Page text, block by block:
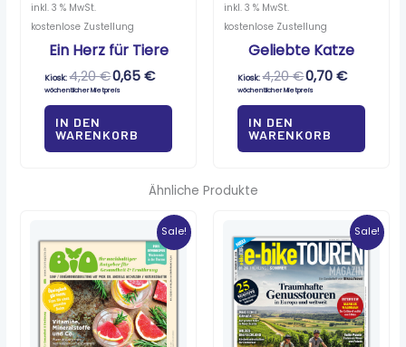
inkl. 3 % MwSt.
kostenlose Zustellung
Ein Herz für Tiere
Kiosk:4,20€0,65€
wöchentlicher Mietpreis
IN DEN
WARENKORB
inkl. 3 % MwSt.
kostenlose Zustellung
Geliebte Katze
Kiosk:4,20€0,70€
wöchentlicher Mietpreis
IN DEN
WARENKORB
Ähnliche Produkte
Sale!
Ursprünglicher
5,90 €
Aktueller
Preis
ist:
0,35 €.
Sale!
Ursprünglicher
war:
6,50 €
Aktueller
Preis
ist:
0,35 €.